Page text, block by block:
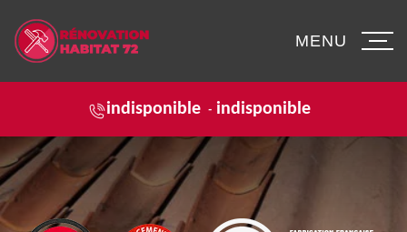
indisponible - indisponible
MENU